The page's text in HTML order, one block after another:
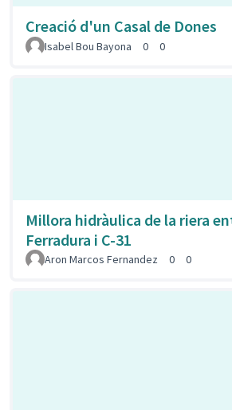
Creació d'un Casal de Dones
Isabel Bou Bayona
0 0
Millora hidràulica de la riera
Ferradura i C-31
Aron Marcos Fernandez 0 0